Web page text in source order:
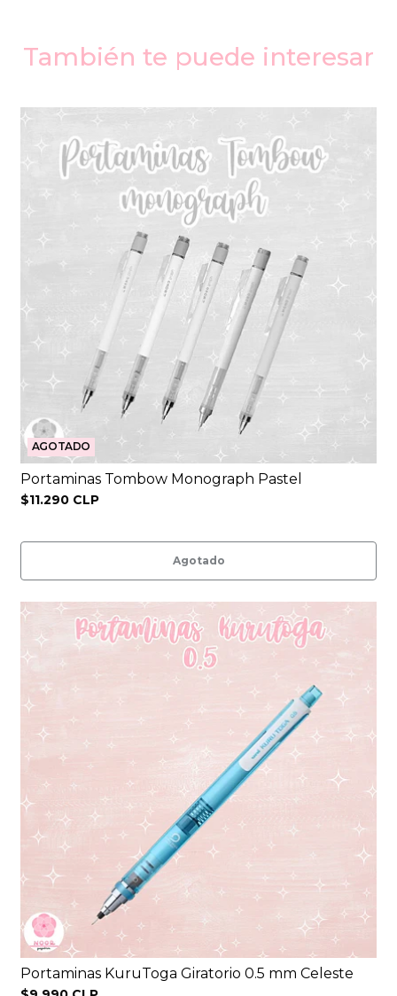
También te puede interesar
AGOTADO
Portaminas Tombow Monograph Pastel
$11.290 CLP
Agotado
Portaminas KuruToga Giratorio 0.5 mm Celeste